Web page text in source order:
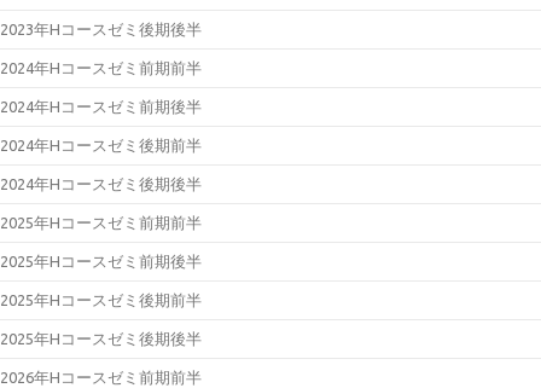
2023年Hコースゼミ後期後半
2024年Hコースゼミ前期前半
2024年Hコースゼミ前期後半
2024年Hコースゼミ後期前半
2024年Hコースゼミ後期後半
2025年Hコースゼミ前期前半
2025年Hコースゼミ前期後半
2025年Hコースゼミ後期前半
2025年Hコースゼミ後期後半
2026年Hコースゼミ前期前半